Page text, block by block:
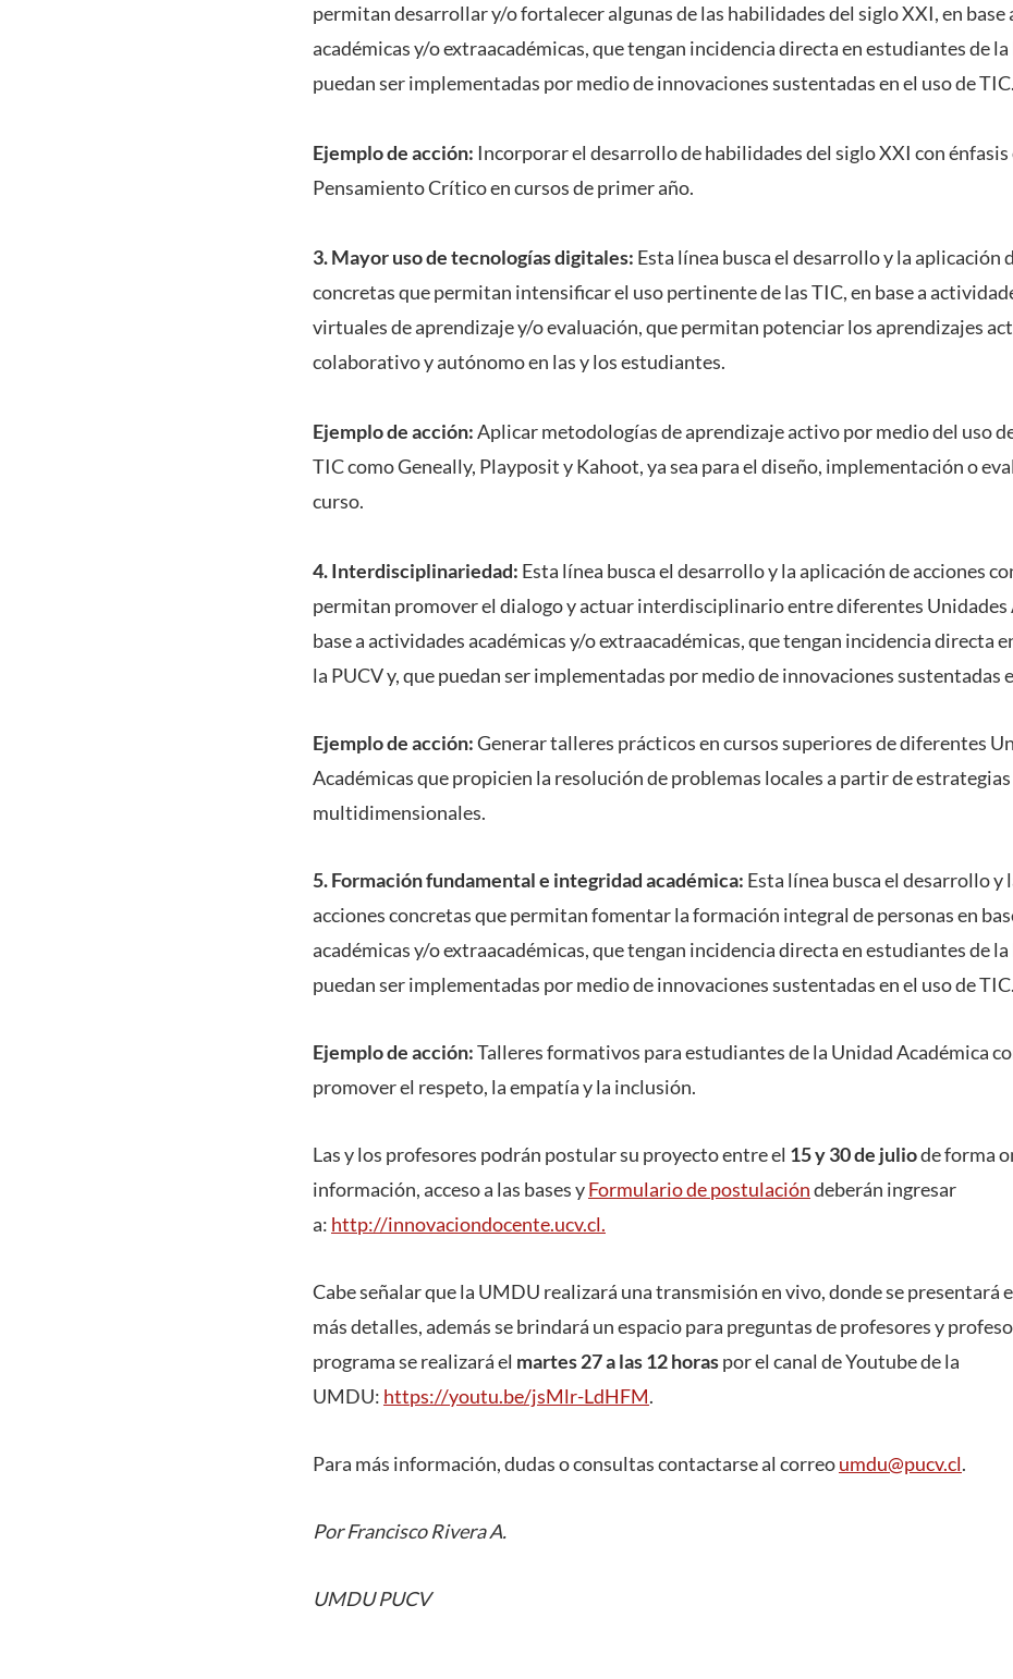
permitan desarrollar y/o fortalecer algunas de las habilidades del siglo XXI, en base
académicas y/o extraacadémicas, que tengan incidencia directa en estudiantes de la
puedan ser implementadas por medio de innovaciones sustentadas en el uso de TIC.
Ejemplo de acción: Incorporar el desarrollo de habilidades del siglo XXI con énfasis
Pensamiento Crítico en cursos de primer año.
3. Mayor uso de tecnologías digitales: Esta línea busca el desarrollo y la aplicación
concretas que permitan intensificar el uso pertinente de las TIC, en base a
virtuales de aprendizaje y/o evaluación, que permitan potenciar los aprendizajes
colaborativo y autónomo en las y los estudiantes.
Ejemplo de acción:Aplicar metodologías de aprendizaje activo por medio del uso
TIC como Geneally, Playposit y Kahoot, ya sea para el diseño, implementación o
curso.
4. Interdisciplinariedad: Esta línea busca el desarrollo y la aplicación de acciones
permitan promover el dialogo y actuar interdisciplinario entre diferentes Unidades
base a actividades académicas y/o extraacadémicas, que tengan incidencia directa
la PUCV y, que puedan ser implementadas por medio de innovaciones sustentadas
Ejemplo de acción:Generar talleres prácticos en cursos superiores de diferentes
Académicas que propicien la resolución de problemas locales a partir de estrategias
multidimensionales.
5. Formación fundamental e integridad académica: Esta línea busca el desarrollo y
acciones concretas que permitan fomentar la formación integral de personas en
académicas y/o extraacadémicas, que tengan incidencia directa en estudiantes de la
puedan ser implementadas por medio de innovaciones sustentadas en el uso de TIC.
Ejemplo de acción:Talleres formativos para estudiantes de la Unidad Académica
promover el respeto, la empatía y la inclusión.
Las y los profesores podrán postular su proyecto entre el 15 y 30 de juliode forma
información, acceso a las bases yFormulario de postulacióndeberán ingresar
a: http://innovaciondocente.ucv.cl.
Cabe señalar que la UMDU realizará una transmisión en vivo, donde se presentará
más detalles, además se brindará un espacio para preguntas de profesores y
programa se realizará el martes 27 a las 12 horaspor el canal de Youtube de la
UMDU: https://youtu.be/jsMlr-LdHFM.
Para más información, dudas o consultas contactarse al correoumdu@pucv.cl.
Por Francisco Rivera A.
UMDU PUCV